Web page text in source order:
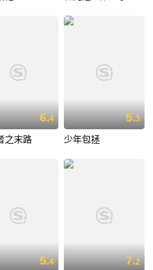
6.4
之末路
5.3
少年包拯
5.4 7.2